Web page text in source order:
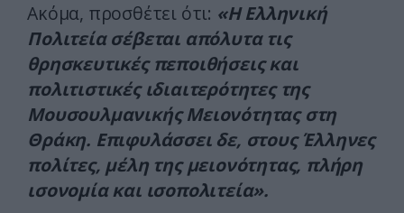
Ακόμα, προσθέτει ότι: «Η Ελληνική
Πολιτεία σέβεται απόλυτα τις
θρησκευτικές πεποιθήσεις και
πολιτιστικές ιδιαιτερότητες της
Μουσουλμανικής Μειονότητας στη
Θράκη. Επιφυλάσσει δε, στους Έλληνες
πολίτες, μέλη της μειονότητας, πλήρη
ισονομία και ισοπολιτεία».